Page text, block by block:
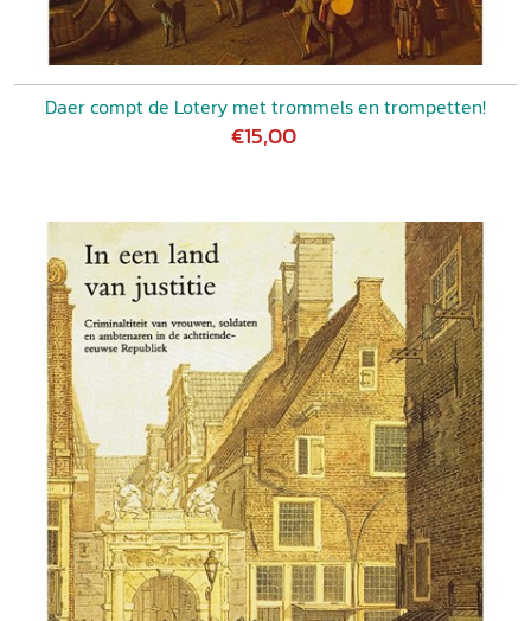
Daer compt de Lotery met trommels en trompetten!
€15,00